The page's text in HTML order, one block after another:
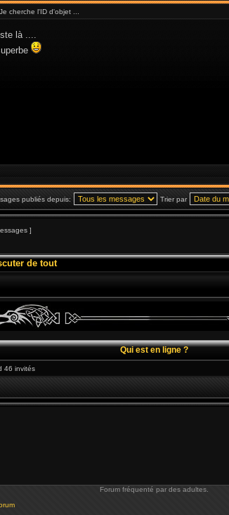
cherche l'ID d'objet ...
là ....
publiés depuis: Trier par
]
de tout
Qui est en ligne ?
46 invités
Forum fréquenté par des adultes.